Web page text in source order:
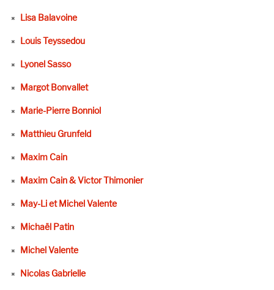
Lisa Balavoine
Louis Teyssedou
Lyonel Sasso
Margot Bonvallet
Marie-Pierre Bonniol
Matthieu Grunfeld
Maxim Cain
Maxim Cain & Victor Thimonier
May-Li et Michel Valente
Michaël Patin
Michel Valente
Nicolas Gabrielle